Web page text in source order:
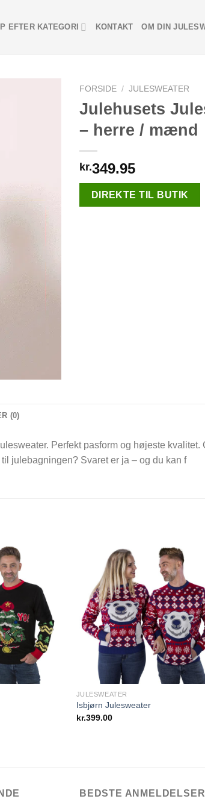
EFTER KATEGORI KONTAKT OM DIN
FORSIDE / JULESWEATER
Julehusets
– herre / mænd
kr.349.95
DIREKTE TIL BUTIK
(0)
Perfekt pasform og højeste kvalitet.
julebagningen? Svaret er ja – og du kan f
Add to
Wishlist
Add
JULESWEATER
Isbjørn Julesweater
kr.399.00
BEDSTE ANMELDELSER